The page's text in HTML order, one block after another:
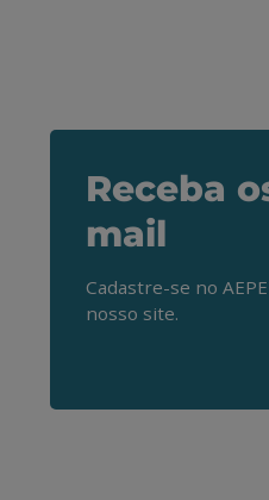
Receba
mail
Cadastre-se no
nosso site.